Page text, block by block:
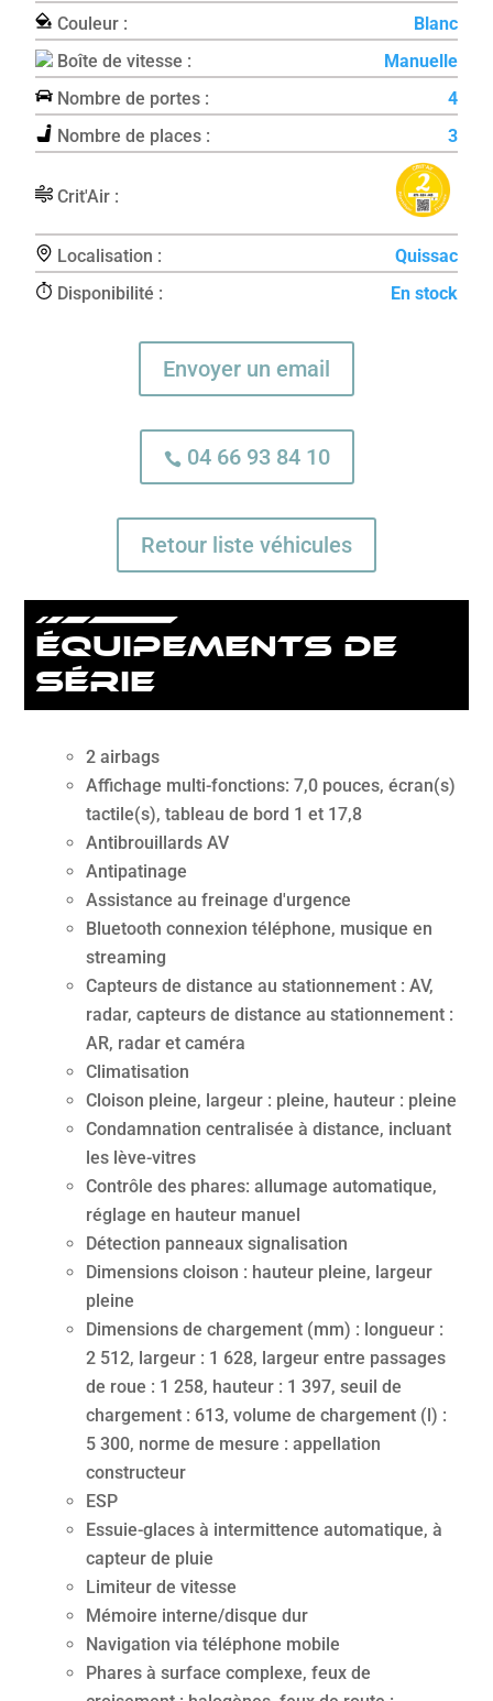
Couleur :
Blanc
Boîte de vitesse :
Manuelle
Nombre de portes :
4
Nombre de places :
3
Crit'Air :
Localisation :
Quissac
Disponibilité :
En stock
Envoyer un email
04 66 93 84 10
Retour liste véhicules
équipements de
série
2 airbags
Affichage multi-fonctions: 7,0 pouces, écran(s)
tactile(s), tableau de bord 1 et 17,8
Antibrouillards AV
Antipatinage
Assistance au freinage d'urgence
Bluetooth connexion téléphone, musique en
streaming
Capteurs de distance au stationnement : AV,
radar, capteurs de distance au stationnement :
AR, radar et caméra
Climatisation
Cloison pleine, largeur : pleine, hauteur : pleine
Condamnation centralisée à distance, incluant
les lève-vitres
Contrôle des phares: allumage automatique,
réglage en hauteur manuel
Détection panneaux signalisation
Dimensions cloison : hauteur pleine, largeur
pleine
Dimensions de chargement (mm) : longueur :
2 512, largeur : 1 628, largeur entre passages
de roue : 1 258, hauteur : 1 397, seuil de
chargement : 613, volume de chargement (l) :
5 300, norme de mesure : appellation
constructeur
ESP
Essuie-glaces à intermittence automatique, à
capteur de pluie
Limiteur de vitesse
Mémoire interne/disque dur
Navigation via téléphone mobile
Phares à surface complexe, feux de